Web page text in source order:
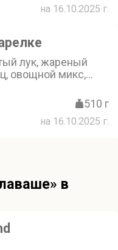
на 16.10.2025 г.
лук, жареный
овощной микс,
510 г
на 16.10.2025 г.
в